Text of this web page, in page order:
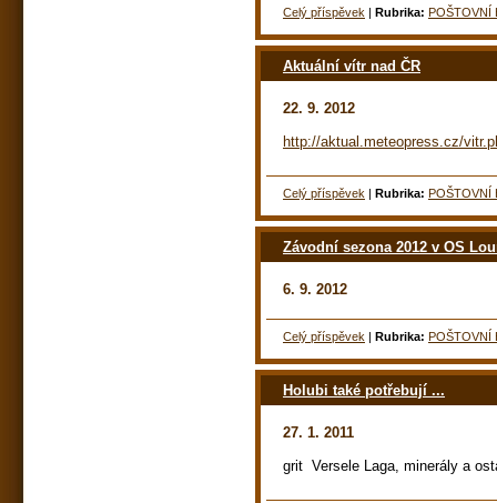
Celý příspěvek | Rubrika: POŠTOVNÍ
Aktuální vítr nad ČR
22. 9. 2012
http://aktual.meteopress.cz/
Celý příspěvek | Rubrika: POŠTOVNÍ
Závodní sezona 2012 v OS
6. 9. 2012
Celý příspěvek | Rubrika: POŠTOVNÍ
Holubi také potřebují ...
27. 1. 2011
grit Versele Laga, minerály a